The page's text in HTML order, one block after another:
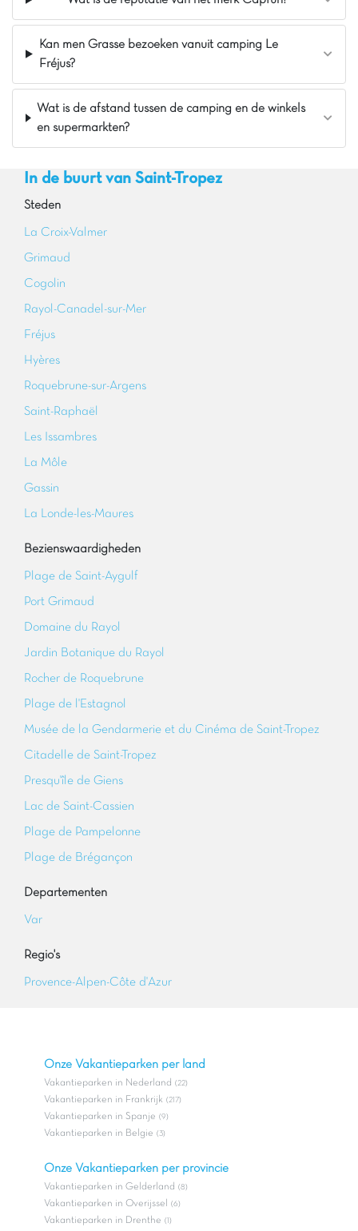
Kan men Grasse bezoeken vanuit camping Le
Fréjus?
Wat is de afstand tussen de camping en de winkels
en supermarkten?
In de buurt van Saint-Tropez
Steden
La Croix-Valmer
Grimaud
Cogolin
Rayol-Canadel-sur-Mer
Fréjus
Hyères
Roquebrune-sur-Argens
Saint-Raphaël
Les Issambres
La Môle
Gassin
La Londe-les-Maures
Bezienswaardigheden
Plage de Saint-Aygulf
Port Grimaud
Domaine du Rayol
Jardin Botanique du Rayol
Rocher de Roquebrune
Plage de l'Estagnol
Musée de la Gendarmerie et du Cinéma de Saint-Tropez
Citadelle de Saint-Tropez
Presqu'île de Giens
Lac de Saint-Cassien
Plage de Pampelonne
Plage de Brégançon
Departementen
Var
Regio's
Provence-Alpen-Côte d'Azur
Onze Vakantieparken per land
Vakantieparken in Nederland (22)
Vakantieparken in Frankrijk (217)
Vakantieparken in Spanje (9)
Vakantieparken in Belgie (3)
Onze Vakantieparken per provincie
Vakantieparken in Gelderland (8)
Vakantieparken in Overijssel (6)
Vakantieparken in Drenthe (1)